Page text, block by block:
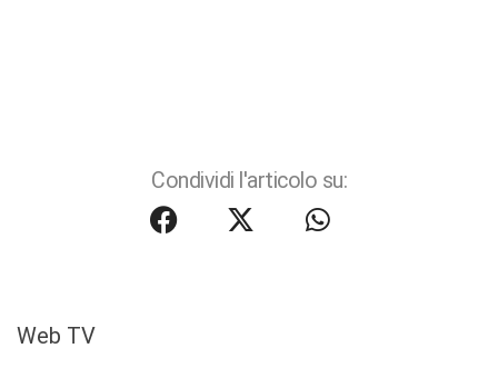
Condividi l'articolo su:
Web TV